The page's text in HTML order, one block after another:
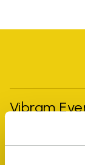
Vibram